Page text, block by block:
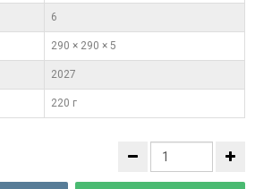
6
290 × 290 × 5
2027
220 г